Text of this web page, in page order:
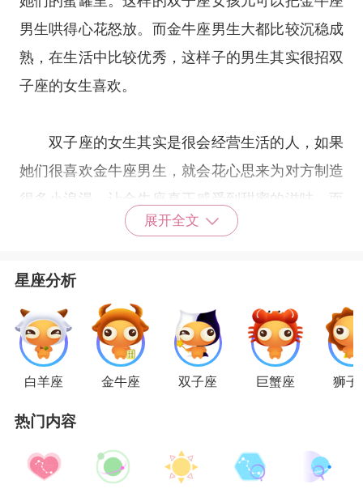
男生哄得心花怒放。而金牛座男生大都比较沉稳成
熟，在生活中比较优秀，这样子的男生其实很招双
子座的女生喜欢。
双子座的女生其实是很会经营生活的人，如果
她们很喜欢金牛座男生，就会花心思来为对方制造
很多小浪漫，让金牛座真正感受到甜蜜的滋味。而
金牛座的男生虽然比较木讷，不太擅长浪漫的事
开心，最常见的就是“买买买”。
当然，双方也有比较容易产生矛盾的地方。那
就是双子座女生和金牛座男生对爱人的控制欲和独
金牛座男生其实对待感情非常认真，他们的道
德意识和责任感都不允许他们做出什么背叛行为。
展开全文
星座分析
白羊座 金牛座 双子座 巨蟹座 狮子
热门内容